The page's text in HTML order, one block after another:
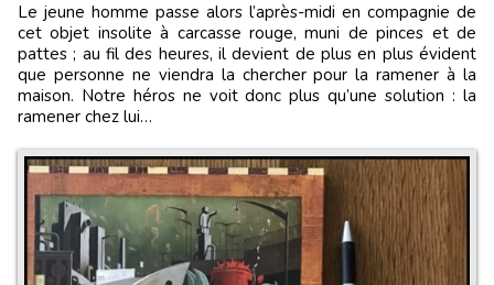
Le jeune homme passe alors l’après-midi en compagnie de
cet objet insolite à carcasse rouge, muni de pinces et de
pattes ; au fil des heures, il devient de plus en plus évident
que personne ne viendra la chercher pour la ramener à la
maison. Notre héros ne voit donc plus qu’une solution : la
ramener chez lui…